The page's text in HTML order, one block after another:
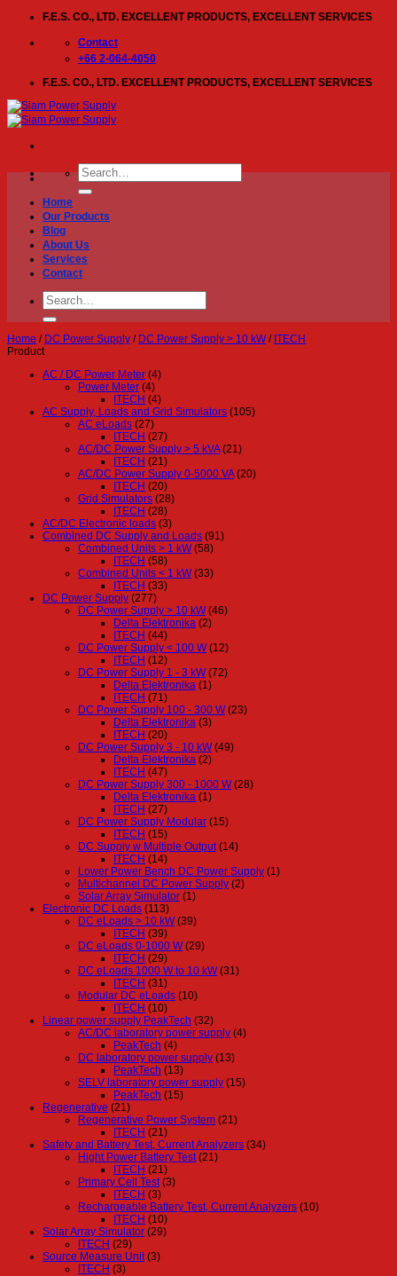
content
F.E.S. CO., LTD. EXCELLENT PRODUCTS, EXCELLENT SERVICES
Contact
+66 2-064-4050
F.E.S. CO., LTD. EXCELLENT PRODUCTS, EXCELLENT SERVICES
Search
for:
Home
Our Products
Blog
About Us
Services
Contact
Search
for:
Home / DC Power Supply / DC Power Supply > 10 kW / ITECH
Product
AC / DC Power Meter (4)
Power Meter (4)
ITECH (4)
AC Supply, Loads and Grid Simulators (105)
AC eLoads (27)
ITECH (27)
AC/DC Power Supply > 5 kVA (21)
ITECH (21)
AC/DC Power Supply 0-5000 VA (20)
ITECH (20)
Grid Simulators (28)
ITECH (28)
AC/DC Electronic loads (3)
Combined DC Supply and Loads (91)
Combined Units > 1 kW (58)
ITECH (58)
Combined Units < 1 kW (33)
ITECH (33)
DC Power Supply (277)
DC Power Supply > 10 kW (46)
Delta Elektronika (2)
ITECH (44)
DC Power Supply < 100 W (12)
ITECH (12)
DC Power Supply 1 - 3 kW (72)
Delta Elektronika (1)
ITECH (71)
DC Power Supply 100 - 300 W (23)
Delta Elektronika (3)
ITECH (20)
DC Power Supply 3 - 10 kW (49)
Delta Elektronika (2)
ITECH (47)
DC Power Supply 300 - 1000 W (28)
Delta Elektronika (1)
ITECH (27)
DC Power Supply Modular (15)
ITECH (15)
DC Supply w Multiple Output (14)
ITECH (14)
Lower Power Bench DC Power Supply (1)
Multichannel DC Power Supply (2)
Solar Array Simulator (1)
Electronic DC Loads (113)
DC eLoads > 10 kW (39)
ITECH (39)
DC eLoads 0-1000 W (29)
ITECH (29)
DC eLoads 1000 W to 10 kW (31)
ITECH (31)
Modular DC eLoads (10)
ITECH (10)
Linear power supply PeakTech (32)
AC/DC laboratory power supply (4)
PeakTech (4)
DC laboratory power supply (13)
PeakTech (13)
SELV laboratory power supply (15)
PeakTech (15)
Regenerative (21)
Regenerative Power System (21)
ITECH (21)
Safety and Battery Test, Current Analyzers (34)
Hight Power Battery Test (21)
ITECH (21)
Primary Cell Test (3)
ITECH (3)
Rechargeable Battery Test, Current Analyzers (10)
ITECH (10)
Solar Array Simulator (29)
ITECH (29)
Source Measure Unit (3)
ITECH (3)